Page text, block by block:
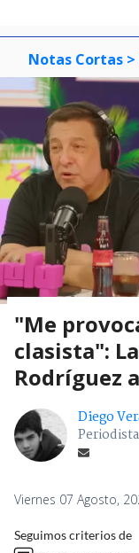
Notas Cortas
"Me
clasista":
Rodríguez
Diego
Viernes 07 Agosto,
Seguimos criterios de